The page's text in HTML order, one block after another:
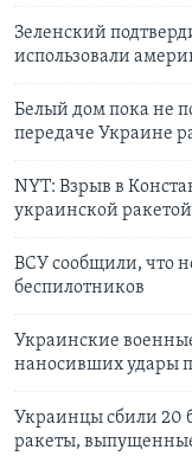
Зеленский
использовали
Белый дом пока не
передаче Украине
NYT: Взрыв в
украинской ракетой
ВСУ сообщили, что
беспилотников
Украинские
наносивших удары
Украинцы сбили 20
ракеты,